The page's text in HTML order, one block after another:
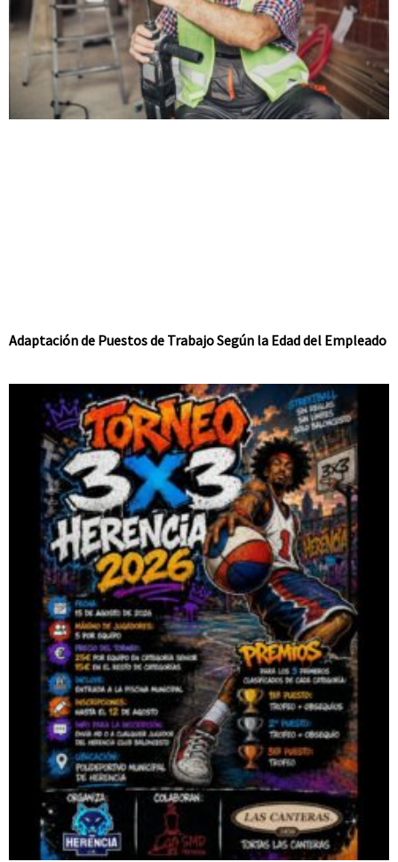
Adaptación de Puestos de Trabajo Según la Edad del Empleado